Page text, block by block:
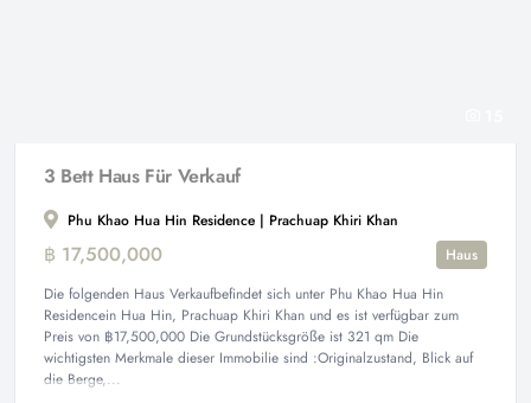
3 Bett Haus Für Verkauf
Phu Khao Hua Hin Residence | Prachuap Khiri Khan
฿ 17,500,000
Haus
Die folgenden Haus Verkaufbefindet sich unter Phu Khao Hua Hin
Residencein Hua Hin, Prachuap Khiri Khan und es ist verfügbar zum
Preis von ฿17,500,000 Die Grundstücksgröße ist 321 qm Die
wichtigsten Merkmale dieser Immobilie sind :Originalzustand, Blick auf
die Berge,...